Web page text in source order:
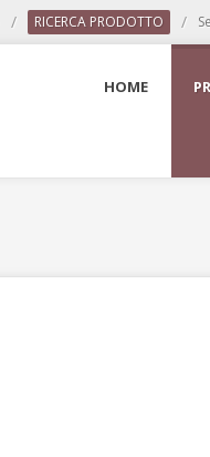
/ RICERCA PRODOTTO /
HOME